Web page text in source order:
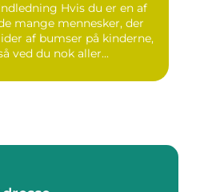
Hvis du er en af
mange mennesker, der
af bumser på kinderne,
ved du nok aller...